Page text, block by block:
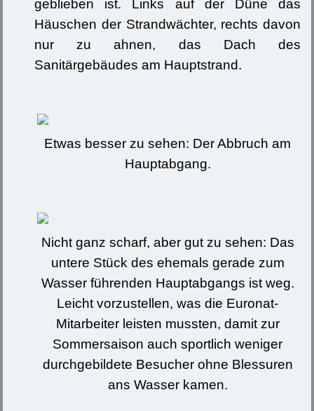
geblieben ist. Links auf der Düne das
Häuschen der Strandwächter, rechts davon
nur zu ahnen, das Dach des
Sanitärgebäudes am Hauptstrand.
Etwas besser zu sehen: Der Abbruch am
Hauptabgang.
Nicht ganz scharf, aber gut zu sehen: Das
untere Stück des ehemals gerade zum
Wasser führenden Hauptabgangs ist weg.
Leicht vorzustellen, was die Euronat-
Mitarbeiter leisten mussten, damit zur
Sommersaison auch sportlich weniger
durchgebildete Besucher ohne Blessuren
ans Wasser kamen.